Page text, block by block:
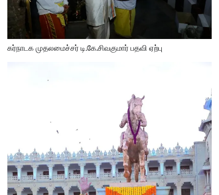
கர்நாடக முதலமைச்சர் டி.கே.சிவகுமார் பதவி ஏற்பு